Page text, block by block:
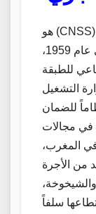
الصندوق الوطني للضمان الاجتماعي (CNSS) هو
مؤسسة عمومية مغربية تأسست في عام 1959،
للطبقة
التشغيل
للضمان
في مجالات
المغرب،
من الأجرة
سلفاً